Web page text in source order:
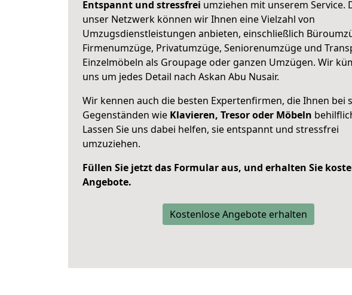
Entspannt und stressfrei umziehen mit unserem Service.
unser Netzwerk können wir Ihnen eine Vielzahl von
Umzugsdienstleistungen anbieten, einschließlich
Firmenumzüge, Privatumzüge, Seniorenumzüge und
Einzelmöbeln als Groupage oder ganzen Umzügen. Wir
uns um jedes Detail nach Askan Abu Nusair.
Wir kennen auch die besten Expertenfirmen, die Ihnen bei
Gegenständen wie Klavieren, Tresor oder Möbeln
Lassen Sie uns dabei helfen, sie entspannt und stressfrei
umzuziehen.
Füllen Sie jetzt das Formular aus, und erhalten Sie
Angebote.
Kostenlose Angebote erhalten